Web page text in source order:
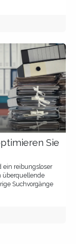
Sie
ein reibungsloser
überquellende
Suchvorgänge